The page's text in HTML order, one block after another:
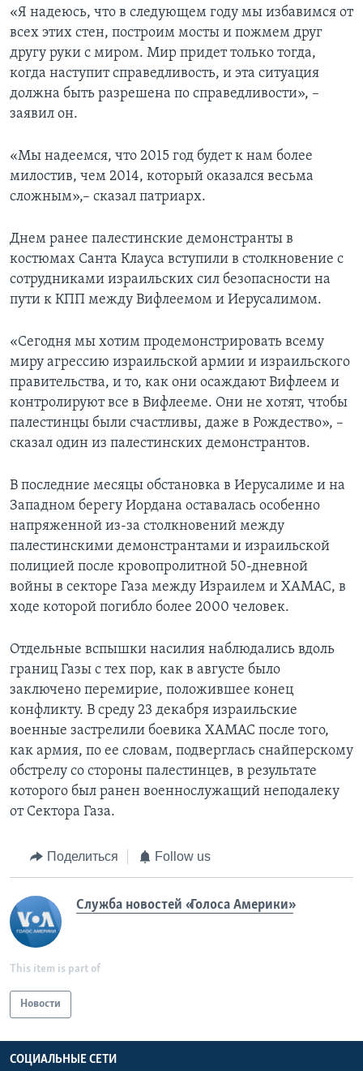
«Я надеюсь, что в следующем году мы избавимся от
всех этих стен, построим мосты и пожмем друг
другу руки с миром. Мир придет только тогда,
когда наступит справедливость, и эта ситуация
должна быть разрешена по справедливости», –
заявил он.
«Мы надеемся, что 2015 год будет к нам более
милостив, чем 2014, который оказался весьма
сложным»,– сказал патриарх.
Днем ранее палестинские демонстранты в
костюмах Санта Клауса вступили в столкновение с
сотрудниками израильских сил безопасности на
пути к КПП между Вифлеемом и Иерусалимом.
«Сегодня мы хотим продемонстрировать всему
миру агрессию израильской армии и израильского
правительства, и то, как они осаждают Вифлеем и
контролируют все в Вифлееме. Они не хотят, чтобы
палестинцы были счастливы, даже в Рождество», –
сказал один из палестинских демонстрантов.
В последние месяцы обстановка в Иерусалиме и на
Западном берегу Иордана оставалась особенно
напряженной из-за столкновений между
палестинскими демонстрантами и израильской
полицией после кровопролитной 50-дневной
войны в секторе Газа между Израилем и ХАМАС, в
ходе которой погибло более 2000 человек.
Отдельные вспышки насилия наблюдались вдоль
границ Газы с тех пор, как в августе было
заключено перемирие, положившее конец
конфликту. В среду 23 декабря израильские
военные застрелили боевика ХАМАС после того,
как армия, по ее словам, подверглась снайперскому
обстрелу со стороны палестинцев, в результате
которого был ранен военнослужащий неподалеку
от Сектора Газа.
Поделиться Follow us
Служба новостей «Голоса Америки»
This item is part of
Новости
СОЦИАЛЬНЫЕ СЕТИ